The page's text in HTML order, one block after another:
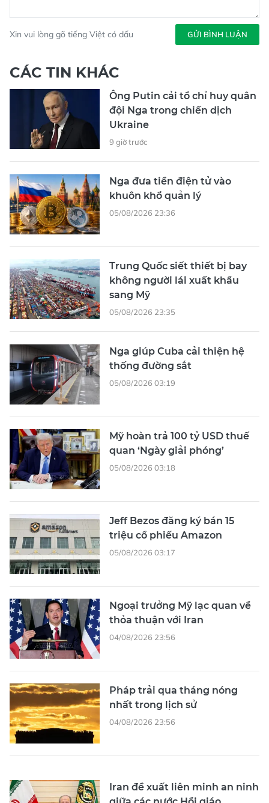
Xin vui lòng gõ tiếng Việt có dấu GỬI BÌNH LUẬN
CÁC TIN KHÁC
Ông Putin cải tổ chỉ huy quân
đội Nga trong chiến dịch
Ukraine
9 giờ trước
Nga đưa tiền điện tử vào
khuôn khổ quản lý
05/08/2026 23:36
Trung Quốc siết thiết bị bay
không người lái xuất khẩu
sang Mỹ
05/08/2026 23:35
Nga giúp Cuba cải thiện hệ
thống đường sắt
05/08/2026 03:19
Mỹ hoàn trả 100 tỷ USD thuế
quan ‘Ngày giải phóng’
05/08/2026 03:18
Jeff Bezos đăng ký bán 15
triệu cổ phiếu Amazon
05/08/2026 03:17
Ngoại trưởng Mỹ lạc quan về
thỏa thuận với Iran
04/08/2026 23:56
Pháp trải qua tháng nóng
nhất trong lịch sử
04/08/2026 23:56
Iran đề xuất liên minh an ninh